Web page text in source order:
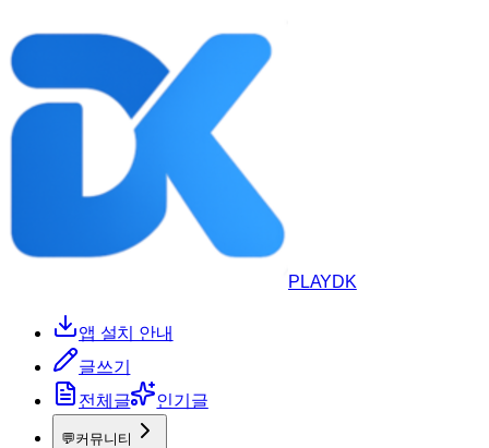
PLAYDK
앱 설치 안내
글쓰기
전체글
인기글
💬커뮤니티